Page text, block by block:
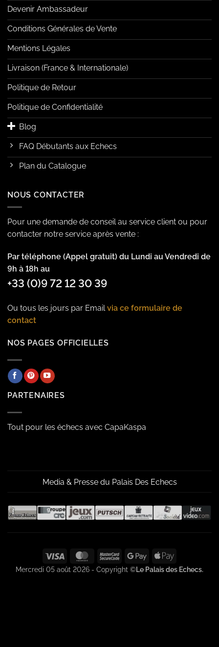
Devenir Ambassadeur
Conditions Générales de Vente
Mentions Légales
Livraison (France & Internationale)
Politique de Retour
Politique de Confidentialité
Blog
FAQ Débutants aux Echecs
Plan du Catalogue
NOUS CONTACTER
Pour une demande de conseil au service client ou pour
contacter notre service après vente :
Par téléphone (Appel gratuit) du Lundi au Vendredi de
9h à 18h au
+33 (0)9 72 12 30 39
Ou tous les jours par Emailvia ce formulaire de
contact
NOS PAGES OFFICIELLES
PARTENAIRES
Tout pour les échecs avec CapaKaspa
Media & Presse du Palais Des Echecs
Visa MasterCardMasterCard
2
Google
Pay
Apple
Pay
Mercredi 05 août 2026 - Copyright ©Le Palais des Echecs.